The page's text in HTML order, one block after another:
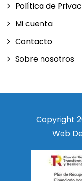
Política de
Mi cuenta
Contacto
Sobre nosotros
Copyright
Web